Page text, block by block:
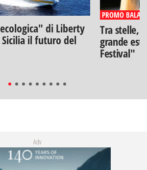
di Liberty
il futuro del
PROMO
Tra stelle,
grande
Festival"
Adv